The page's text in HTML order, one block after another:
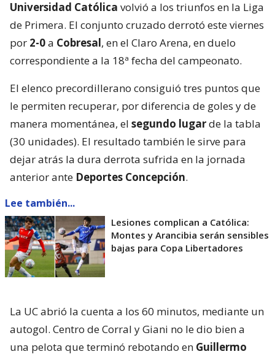
Universidad Católica volvió a los triunfos en la Liga
de Primera. El conjunto cruzado derrotó este viernes
por 2-0a Cobresal, en el Claro Arena, en duelo
correspondiente a la 18ª fecha del campeonato.
El elenco precordillerano consiguió tres puntos que
le permiten recuperar, por diferencia de goles y de
manera momentánea, el segundo lugarde la tabla
(30 unidades). El resultado también le sirve para
dejar atrás la dura derrota sufrida en la jornada
anterior ante Deportes Concepción.
Lee también...
Lesiones complican a Católica:
Montes y Arancibia serán sensibles
bajas para Copa Libertadores
La UC abrió la cuenta a los 60 minutos, mediante un
autogol. Centro de Corral y Giani no le dio bien a
una pelota que terminó rebotando en Guillermo